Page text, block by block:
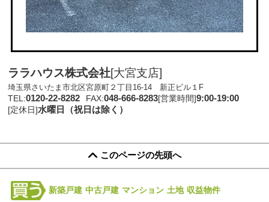
ララハウス株式会社[大宮支店]
埼玉県さいたま市北区宮原町２丁目16-14 新正ビル１F
TEL:0120-22-8282 FAX:048-666-8283[営業時間]9:00-19:00
[定休日]水曜日（祝日は除く）
このページの先頭へ
新築戸建 中古戸建 マンション 土地 収益物件